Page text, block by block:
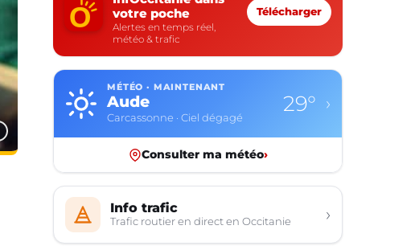
votre poche
Alertes en temps réel,
météo & trafic
Télécharger
MÉTÉO · MAINTENANT
Aude
Carcassonne · Ciel dégagé
29° ›
Consulter ma météo›
Info trafic
Trafic routier en direct en Occitanie ›